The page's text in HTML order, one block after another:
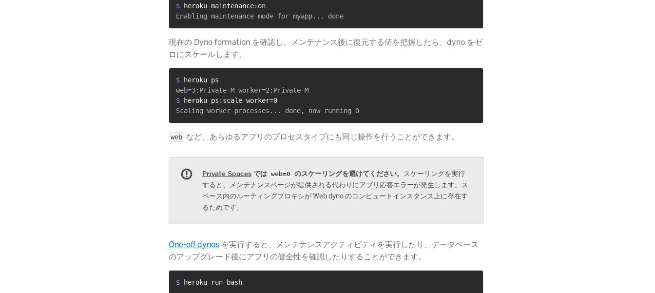
$
heroku maintenance:on
現在の Dyno formation を確認し、メンテナンス後に復元する値を把握したら、dyno をゼ
ロにスケールします。
$
heroku ps
$
heroku ps:scale worker=0
web ​ など、あらゆるアプリのプロセスタイプにも同じ操作を行うことができます。
Private Spaces では web=0 のスケーリングを避けてください。 ​スケーリングを実行
すると、メンテナンスページが提供される代わりにアプリ応答エラーが発生します。ス
ペース内のルーティングプロキシが Web dyno のコンピュートインスタンス上に存在す
るためです。
One-off dynos ​ を実行すると、メンテナンスアクティビティを実行したり、データベース
のアップグレード後にアプリの健全性を確認したりすることができます。
$ heroku run bash